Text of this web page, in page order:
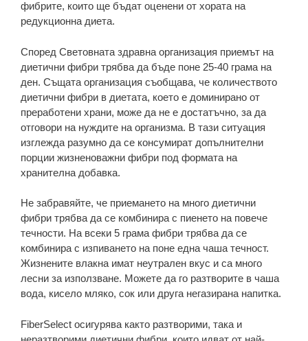
фибрите, които ще бъдат оценени от хората на
редукционна диета.
Според Световната здравна организация приемът на
диетични фибри трябва да бъде поне 25-40 грама на
ден. Същата организация съобщава, че количеството
диетични фибри в диетата, което е доминирано от
преработени храни, може да не е достатъчно, за да
отговори на нуждите на организма. В тази ситуация
изглежда разумно да се консумират допълнителни
порции жизненоважни фибри под формата на
хранителна добавка.
Не забравяйте, че приемането на много диетични
фибри трябва да се комбинира с пиенето на повече
течности. На всеки 5 грама фибри трябва да се
комбинира с изпиването на поне една чаша течност.
Жизнените влакна имат неутрален вкус и са много
лесни за използване. Можете да го разтворите в чаша
вода, кисело мляко, сок или друга негазирана напитка.
FiberSelect осигурява както разтворими, така и